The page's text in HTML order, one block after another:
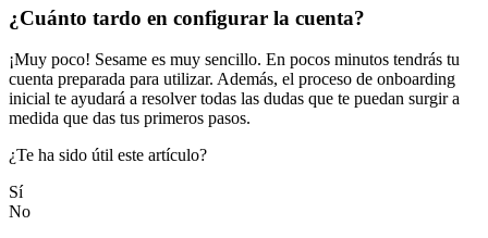
¿Cuánto tardo en configurar la cuenta?
¡Muy poco! Sesame es muy sencillo. En pocos minutos tendrás tu
cuenta preparada para utilizar. Además, el proceso de onboarding
inicial te ayudará a resolver todas las dudas que te puedan surgir a
medida que das tus primeros pasos.
¿Te ha sido útil este artículo?
Sí
No